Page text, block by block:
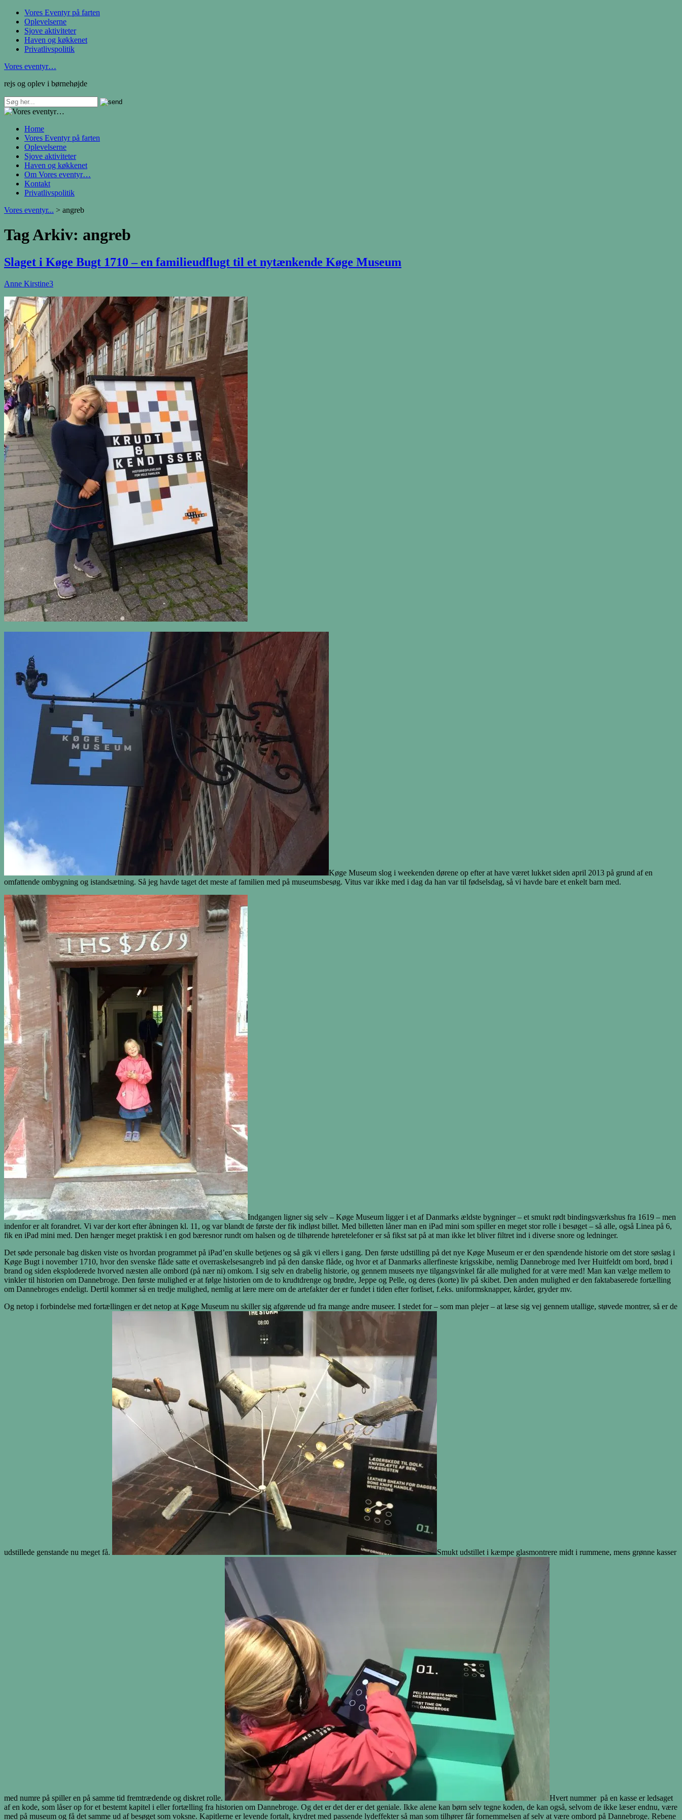
Vores Eventyr på farten
Oplevelserne
Sjove aktiviteter
Haven og køkkenet
Privatlivspolitik
Vores eventyr…
rejs og oplev i børnehøjde
Home
Vores Eventyr på farten
Oplevelserne
Sjove aktiviteter
Haven og køkkenet
Om Vores eventyr…
Kontakt
Privatlivspolitik
Vores eventyr... > angreb
Tag Arkiv: angreb
Slaget i Køge Bugt 1710 – en familieudflugt til et nytænkende Køge Museum
Anne Kirstine3
Køge Museum slog i weekenden dørene op efter at have været lukket siden april 2013 på grund af en
omfattende ombygning og istandsætning. Så jeg havde taget det meste af familien med på museumsbesøg. Vitus var ikke med i dag da han var til fødselsdag, så vi havde bare et enkelt barn med.
Indgangen ligner sig selv – Køge Museum ligger i et af Danmarks ældste bygninger – et smukt rødt bindingsværkshus fra 1619 – men
indenfor er alt forandret. Vi var der kort efter åbningen kl. 11, og var blandt de første der fik indløst billet. Med billetten låner man en iPad mini som spiller en meget stor rolle i besøget – så alle, også Linea på 6,
fik en iPad mini med. Den hænger meget praktisk i en god bæresnor rundt om halsen og de tilhørende høretelefoner er så fikst sat på at man ikke let bliver filtret ind i diverse snore og ledninger.
Det søde personale bag disken viste os hvordan programmet på iPad’en skulle betjenes og så gik vi ellers i gang. Den første udstilling på det nye Køge Museum er er den spændende historie om det store søslag i
Køge Bugt i november 1710, hvor den svenske flåde satte et overraskelsesangreb ind på den danske flåde, og hvor et af Danmarks allerfineste krigsskibe, nemlig Dannebroge med Iver Huitfeldt om bord, brød i
brand og siden eksploderede hvorved næsten alle ombord (på nær ni) omkom. I sig selv en drabelig historie, og gennem museets nye tilgangsvinkel får alle mulighed for at være med! Man kan vælge mellem to
vinkler til historien om Dannebroge. Den første mulighed er at følge historien om de to krudtdrenge og brødre, Jeppe og Pelle, og deres (korte) liv på skibet. Den anden mulighed er den faktabaserede fortælling
om Dannebroges endeligt. Dertil kommer så en tredje mulighed, nemlig at lære mere om de artefakter der er fundet i tiden efter forliset, f.eks. uniformsknapper, kårder, gryder mv.
Og netop i forbindelse med fortællingen er det netop at Køge Museum nu skiller sig afgørende ud fra mange andre museer. I stedet for – som man plejer – at læse sig vej gennem utallige, støvede montrer, så er de
udstillede genstande nu meget få. Smukt udstillet i kæmpe glasmontrere midt i rummene, mens grønne kasser
med numre på spiller en på samme tid fremtrædende og diskret rolle.
Hvert nummer på en kasse er ledsaget
af en kode, som låser op for et bestemt kapitel i eller fortælling fra historien om Dannebroge. Og det er det der er det geniale. Ikke alene kan børn selv tegne koden, de kan også, selvom de ikke læser endnu, være
med på museum og få det samme ud af besøget som voksne. Kapitlerne er levende fortalt, krydret med passende lydeffekter så man som tilhører får fornemmelsen af selv at være ombord på Dannebroge. Rebene